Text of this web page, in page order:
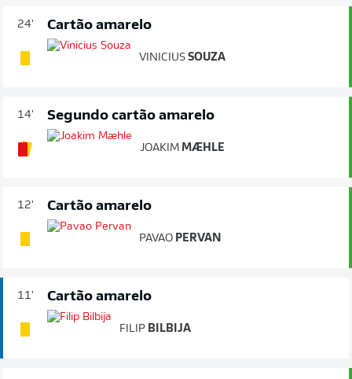
24' Cartão amarelo
VINICIUS SOUZA
14' Segundo cartão amarelo
JOAKIM MÆHLE
12' Cartão amarelo
PAVAO PERVAN
11' Cartão amarelo
FILIP BILBIJA